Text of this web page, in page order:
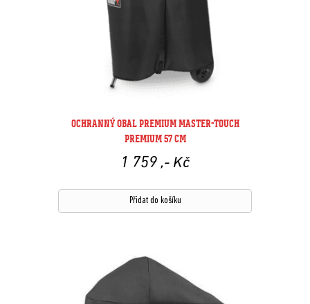
OCHRANNÝ OBAL PREMIUM MASTER-TOUCH
PREMIUM 57 CM
1 759 ,- Kč
Přidat do košíku